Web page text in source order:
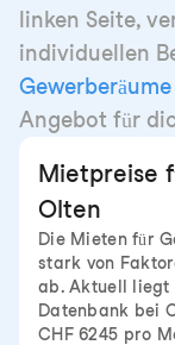
linken Seite,
individuellen
Angebot für
Mietpreise
Olten
Die Mieten für
stark von
ab. Aktuell liegt
Datenbank bei
CHF 6245 pro